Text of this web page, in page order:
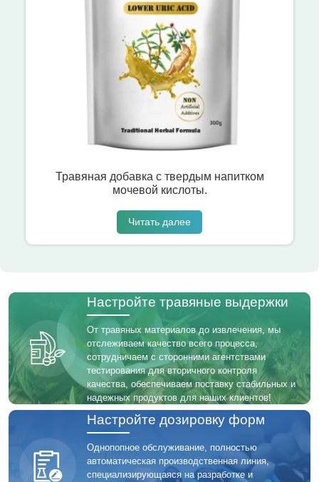
Травяная добавка с твердым напитком
мочевой кислоты.
Читать далее
Настройте травяные выдержки
От травяных материалов до извлечения, мы
отслеживаем качество всего процесса,
сотрудничаем с сторонними агентствами
тестирования для вторичного контроля
качества, обеспечиваем поставку стабильных и
надежных продуктов для наших клиентов!
Настройте дозировку форм
Однопопное обслуживание, полностью
автоматическая производственная линия,
специализирующаяся на разработке и